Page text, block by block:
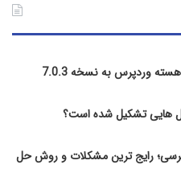
وردپرس به نسخه 7.0.3
هایی تشکیل شده است؟
رایج‌ ترین مشکلات و روش حل